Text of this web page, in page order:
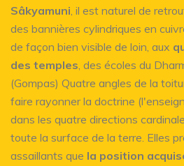
Sâkyamuni , il est naturel de
des bannières cylindriques en
de façon bien visible de loin, aux
des temples , des écoles du
(Gompas) Quatre angles de la
faire rayonner la doctrine
dans les quatre directions
toute la surface de la terre. Elles
assaillants que la position